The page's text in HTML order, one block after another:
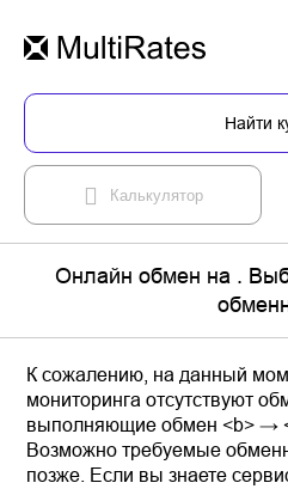
Найти
Калькулятор
Онлайн обмен на .
К сожалению, на данный
мониторинга отсутствуют
выполняющие обмен <b> →
Возможно требуемые
позже. Если вы знаете